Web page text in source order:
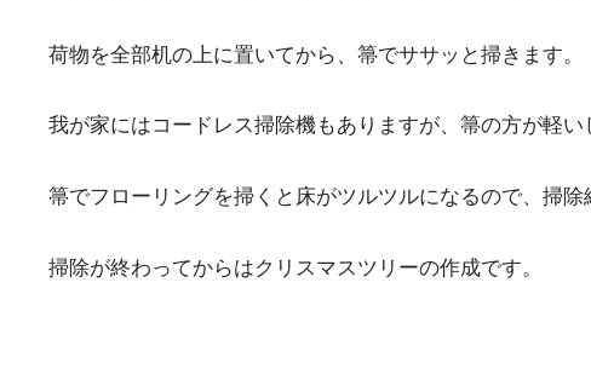
荷物を全部机の上に置いてから、箒でササッと掃きます。
我が家にはコードレス掃除機もありますが、箒の方が軽
箒でフローリングを掃くと床がツルツルになるので、掃除
掃除が終わってからはクリスマスツリーの作成です。